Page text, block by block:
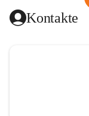
Kontakte